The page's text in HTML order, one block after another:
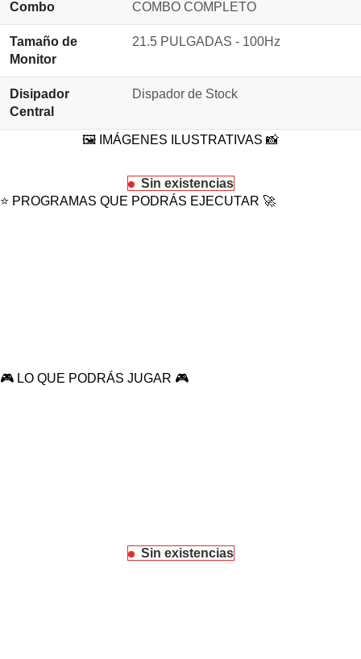
Combo COMBO COMPLETO
Tamaño de
Monitor
21.5 PULGADAS - 100Hz
Disipador
Central
Dispador de Stock
🖼️ IMÁGENES ILUSTRATIVAS 📸
Sin existencias
⭐ PROGRAMAS QUE PODRÁS EJECUTAR 🚀
🎮 LO QUE PODRÁS JUGAR 🎮
Sin existencias